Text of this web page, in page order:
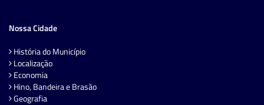
Nossa Cidade
História do Município
Localização
Economia
Hino, Bandeira e Brasão
Geografia